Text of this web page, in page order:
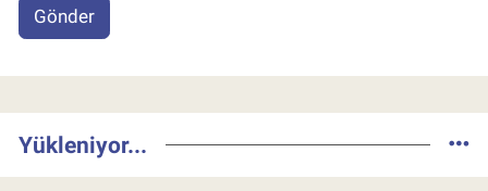
Gönder
Yükleniyor...